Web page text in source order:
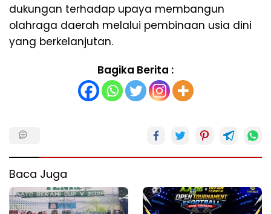
dukungan terhadap upaya membangun
olahraga daerah melalui pembinaan usia dini
yang berkelanjutan.
Bagika Berita :
Baca Juga